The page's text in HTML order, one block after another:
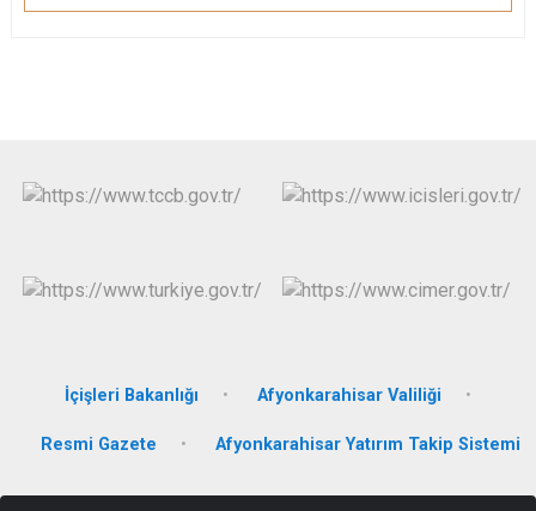
İçişleri Bakanlığı Afyonkarahisar Valiliği
Resmi Gazete Afyonkarahisar Yatırım Takip Sistemi